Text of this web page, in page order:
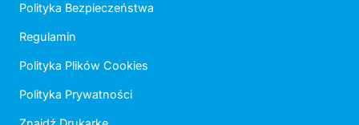
Polityka Bezpieczeństwa
Regulamin
Polityka Plików Cookies
Polityka Prywatności